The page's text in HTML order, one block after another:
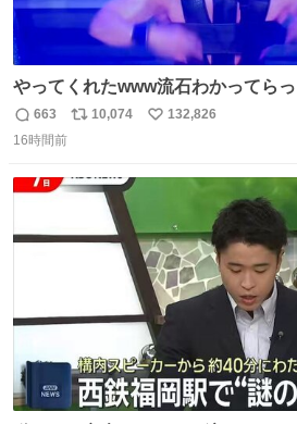
やってくれたwww流石わかってら
#西川貴教
返
信
663
リ
ト
10,074
い
132,826
16時間前